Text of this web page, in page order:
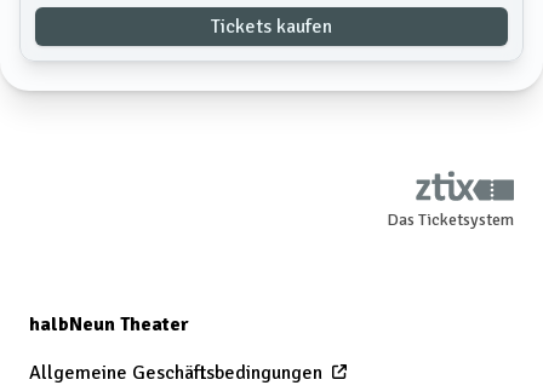
Tickets kaufen
Das Ticketsystem
halbNeun Theater
Allgemeine Geschäftsbedingungen